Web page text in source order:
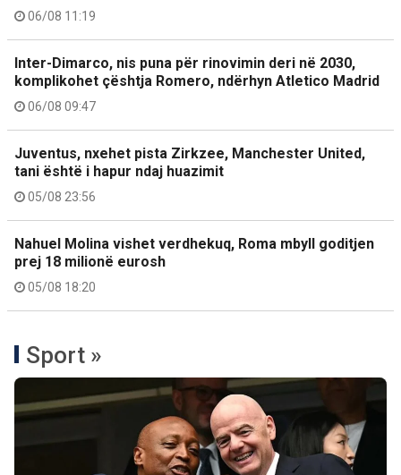
06/08 11:19
Inter-Dimarco, nis puna për rinovimin deri në 2030,
komplikohet çështja Romero, ndërhyn Atletico Madrid
06/08 09:47
Juventus, nxehet pista Zirkzee, Manchester United,
tani është i hapur ndaj huazimit
05/08 23:56
Nahuel Molina vishet verdhekuq, Roma mbyll goditjen
prej 18 milionë eurosh
05/08 18:20
Sport »